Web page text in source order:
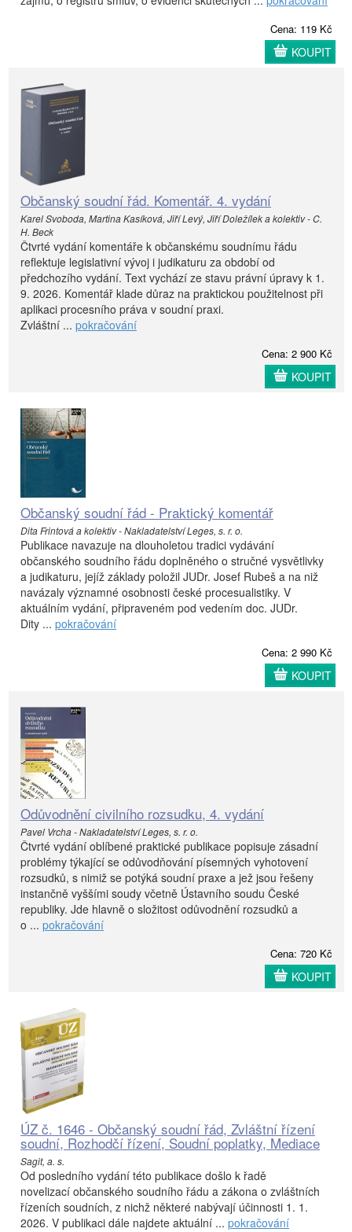
Cena: 119 Kč
KOUPIT
Občanský soudní řád. Komentář. 4. vydání
Karel Svoboda, Martina Kasíková, Jiří Levý, Jiří Doležílek a kolektiv - C.
H. Beck
Čtvrté vydání komentáře k občanskému soudnímu řádu
reflektuje legislativní vývoj i judikaturu za období od
předchozího vydání. Text vychází ze stavu právní úpravy k 1.
9. 2026. Komentář klade důraz na praktickou použitelnost při
aplikaci procesního práva v soudní praxi.
Zvláštní ... pokračování
Cena: 2 900 Kč
KOUPIT
Občanský soudní řád - Praktický komentář
Dita Frintová a kolektiv - Nakladatelství Leges, s. r. o.
Publikace navazuje na dlouholetou tradici vydávání
občanského soudního řádu doplněného o stručné vysvětlivky
a judikaturu, jejíž základy položil JUDr. Josef Rubeš a na niž
navázaly významné osobnosti české procesualistiky. V
aktuálním vydání, připraveném pod vedením doc. JUDr.
Dity ... pokračování
Cena: 2 990 Kč
KOUPIT
Odůvodnění civilního rozsudku, 4. vydání
Pavel Vrcha - Nakladatelství Leges, s. r. o.
Čtvrté vydání oblíbené praktické publikace popisuje zásadní
problémy týkající se odůvodňování písemných vyhotovení
rozsudků, s nimiž se potýká soudní praxe a jež jsou řešeny
instančně vyššími soudy včetně Ústavního soudu České
republiky. Jde hlavně o složitost odůvodnění rozsudků a
o ... pokračování
Cena: 720 Kč
KOUPIT
ÚZ č. 1646 - Občanský soudní řád, Zvláštní řízení
soudní, Rozhodčí řízení, Soudní poplatky, Mediace
Sagit, a. s.
Od posledního vydání této publikace došlo k řadě
novelizací občanského soudního řádu a zákona o zvláštních
řízeních soudních, z nichž některé nabývají účinnosti 1. 1.
2026. V publikaci dále najdete aktuální ... pokračování